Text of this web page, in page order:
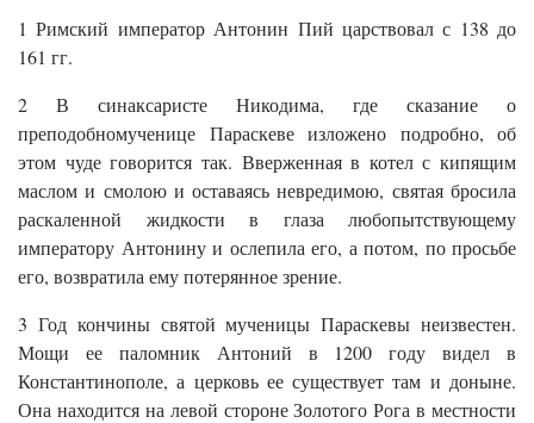
1 Римский император Антонин Пий царствовал с 138 до
161 гг.
2 В синаксаристе Никодима, где сказание о
преподобномученице Параскеве изложено подробно, об
этом чуде говорится так. Вверженная в котел с кипящим
маслом и смолою и оставаясь невредимою, святая бросила
раскаленной жидкости в глаза любопытствующему
императору Антонину и ослепила его, а потом, по просьбе
его, возвратила ему потерянное зрение.
3 Год кончины святой мученицы Параскевы неизвестен.
Мощи ее паломник Антоний в 1200 году видел в
Константинополе, а церковь ее существует там и доныне.
Она находится на левой стороне Золотого Рога в местности